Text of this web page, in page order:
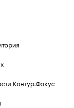
Контур.Фокус